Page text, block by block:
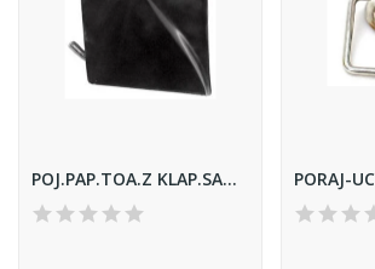
POJ.PAP.TOA.Z KLAP.SATYN.PORAJ